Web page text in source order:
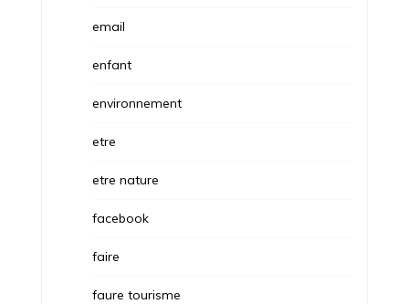
email
enfant
environnement
etre
etre nature
facebook
faire
faure tourisme